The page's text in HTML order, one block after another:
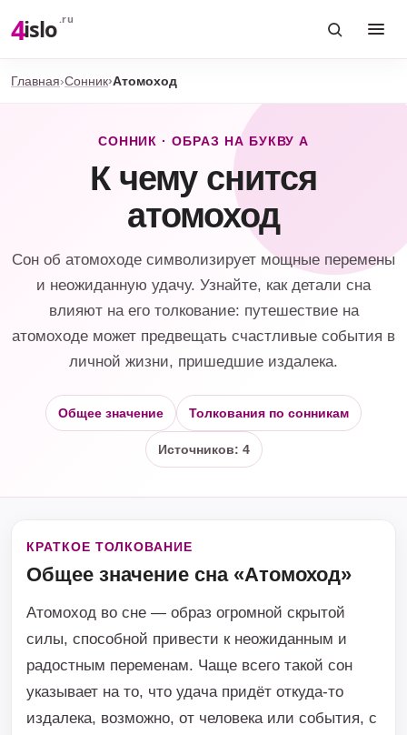
4islo .ru
Главная Сонник Атомоход
СОННИК · ОБРАЗ НА БУКВУ А
К чему снится
атомоход
Сон об атомоходе символизирует мощные перемены
и неожиданную удачу. Узнайте, как детали сна
влияют на его толкование: путешествие на
атомоходе может предвещать счастливые события в
личной жизни, пришедшие издалека.
Общее значение Толкования по сонникам
Источников: 4
КРАТКОЕ ТОЛКОВАНИЕ
Общее значение сна «Атомоход»
Атомоход во сне — образ огромной скрытой
силы, способной привести к неожиданным и
радостным переменам. Чаще всего такой сон
указывает на то, что удача придёт откуда-то
издалека, возможно, от человека или события, с